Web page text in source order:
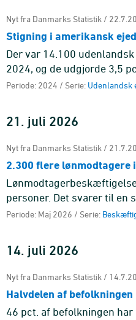
Nyt fra Danmarks Statistik /
Stigning i amerikansk
Der var 14.100
2024, og de udgjorde 3,5
firmaer i den
Periode: 2024 / Serie: Udenlandsk
21. juli 2026
Nyt fra Danmarks Statistik /
2.300 flere lønmodtagere
personer. Det svarer til en
havde 3.087.900 personer
Periode: Maj 2026 / Serie:
14. juli 2026
Nyt fra Danmarks Statistik /
Halvdelen af
46 pct. af befolkningen